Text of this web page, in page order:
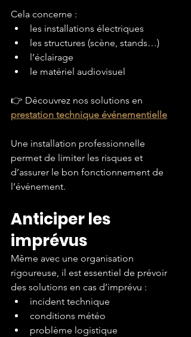
Cela concerne :
les installations électriques
les structures (scène, stands…)
l’éclairage
le matériel audiovisuel
👉 Découvrez nos solutions en
prestation technique événementielle
Une installation professionnelle
permet de limiter les risques et
d’assurer le bon fonctionnement de
l’événement.
Anticiper les
imprévus
Même avec une organisation
rigoureuse, il est essentiel de prévoir
des solutions en cas d’imprévu :
incident technique
conditions météo
problème logistique